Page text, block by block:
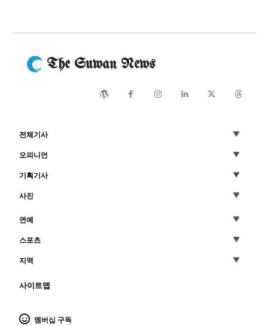
The Suwan News
전체기사
오피니언
기획기사
사진
연예
스포츠
지역
사이트맵
멤버십 구독